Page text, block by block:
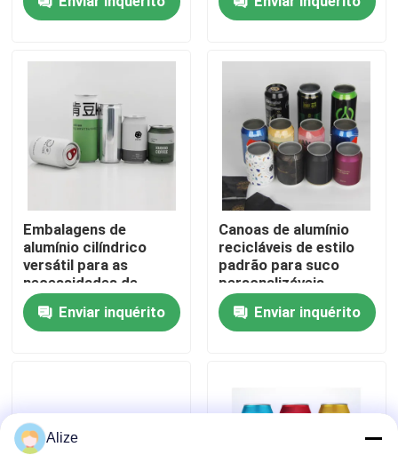
Sobre nós
Excursão da fábrica
Controle da qualidade
Contacte-nos
Notícia
Empacotamento de alumínio da bebida
Embalagens de
alumínio cilíndrico
versátil para as
necessidades de
embalagem do estilo
Slim Enviar inquérito
Canoas de alumínio
recicláveis de estilo
padrão para suco
personalizáveis
Enviar inquérito
Alize